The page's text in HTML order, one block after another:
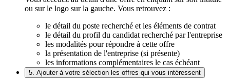
ou sur le logo sur la gauche. Vous retrouvez :
le détail du poste recherché et les éléments de contrat
le détail du profil du candidat recherché par l'entreprise
les modalités pour répondre à cette offre
la présentation de l'entreprise (si présente)
les informations complémentaires le cas échéant
5. Ajouter à votre sélection les offres qui vous intéressent